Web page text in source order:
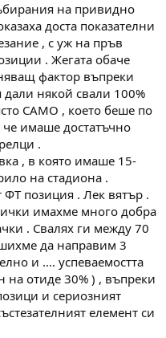
на привидно
доста показателни
, с уж на пръв
. Жегата обаче
фактор въпреки
някой свали 100%
САМО , което беше по
имаше достатъчно
.
, в която имаше 15-
на стадиона .
ФТ позиция . Лек вятър .
имахме много добра
. Свалях ги между 70
да направим 3
и .... успеваемостта
на отиде 30% ) , въпреки
и сериозният
елемент си